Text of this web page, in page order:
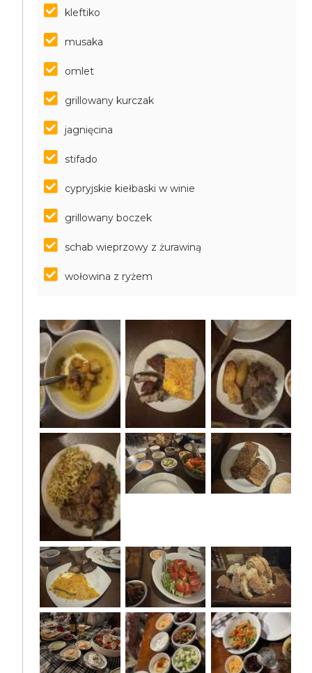
kleftiko
musaka
omlet
grillowany kurczak
jagnięcina
stifado
cypryjskie kiełbaski w winie
grillowany boczek
schab wieprzowy z żurawiną
wołowina z ryżem